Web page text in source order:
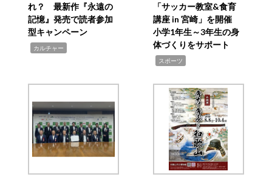
れ？ 最新作『永遠の
記憶』発売で読者参加
型キャンペーン
カルチャー
「サッカー教室&食育
講座 in 宮崎」を開催
小学1年生～3年生の身
体づくりをサポート
スポーツ